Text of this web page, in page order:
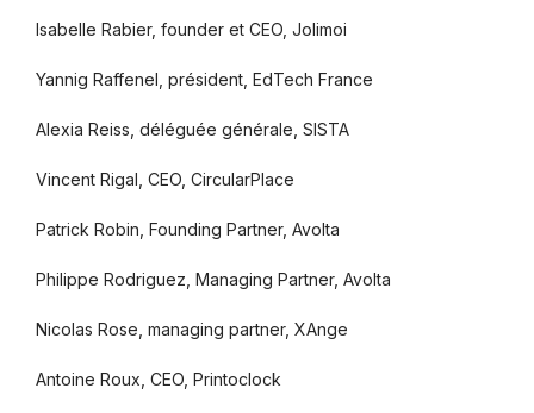
Isabelle Rabier, founder et CEO, Jolimoi
Yannig Raffenel, président, EdTech France
Alexia Reiss, déléguée générale, SISTA
Vincent Rigal, CEO, CircularPlace
Patrick Robin, Founding Partner, Avolta
Philippe Rodriguez, Managing Partner, Avolta
Nicolas Rose, managing partner, XAnge
Antoine Roux, CEO, Printoclock